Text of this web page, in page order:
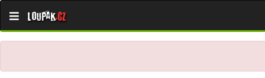
Loupak.cz